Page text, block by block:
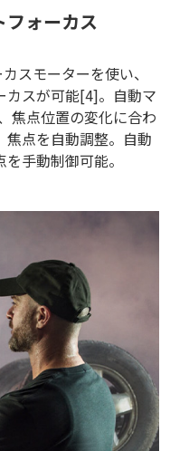
フォーカス
スモーターを使い、
カスが可能[4]。自動マ
焦点位置の変化に合わ
点を自動調整。自動
手動制御可能。